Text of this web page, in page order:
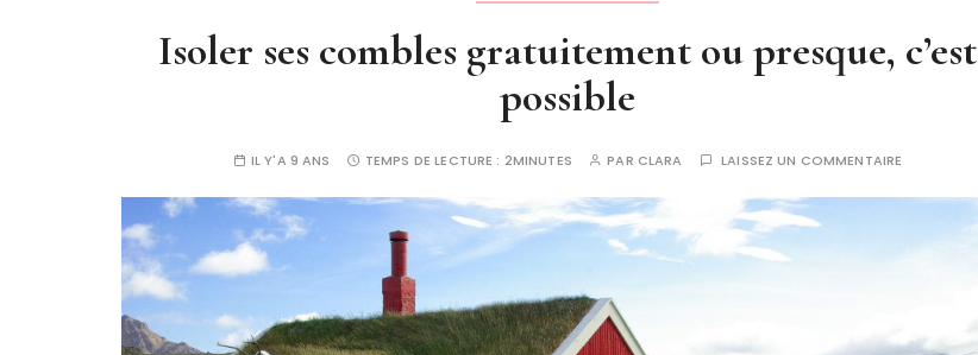
Isoler ses combles gratuitement ou presque, c’est
possible
IL Y'A 9 ANS TEMPS DE LECTURE : 2MINUTES PAR CLARA LAISSEZ UN COMMENTAIRE